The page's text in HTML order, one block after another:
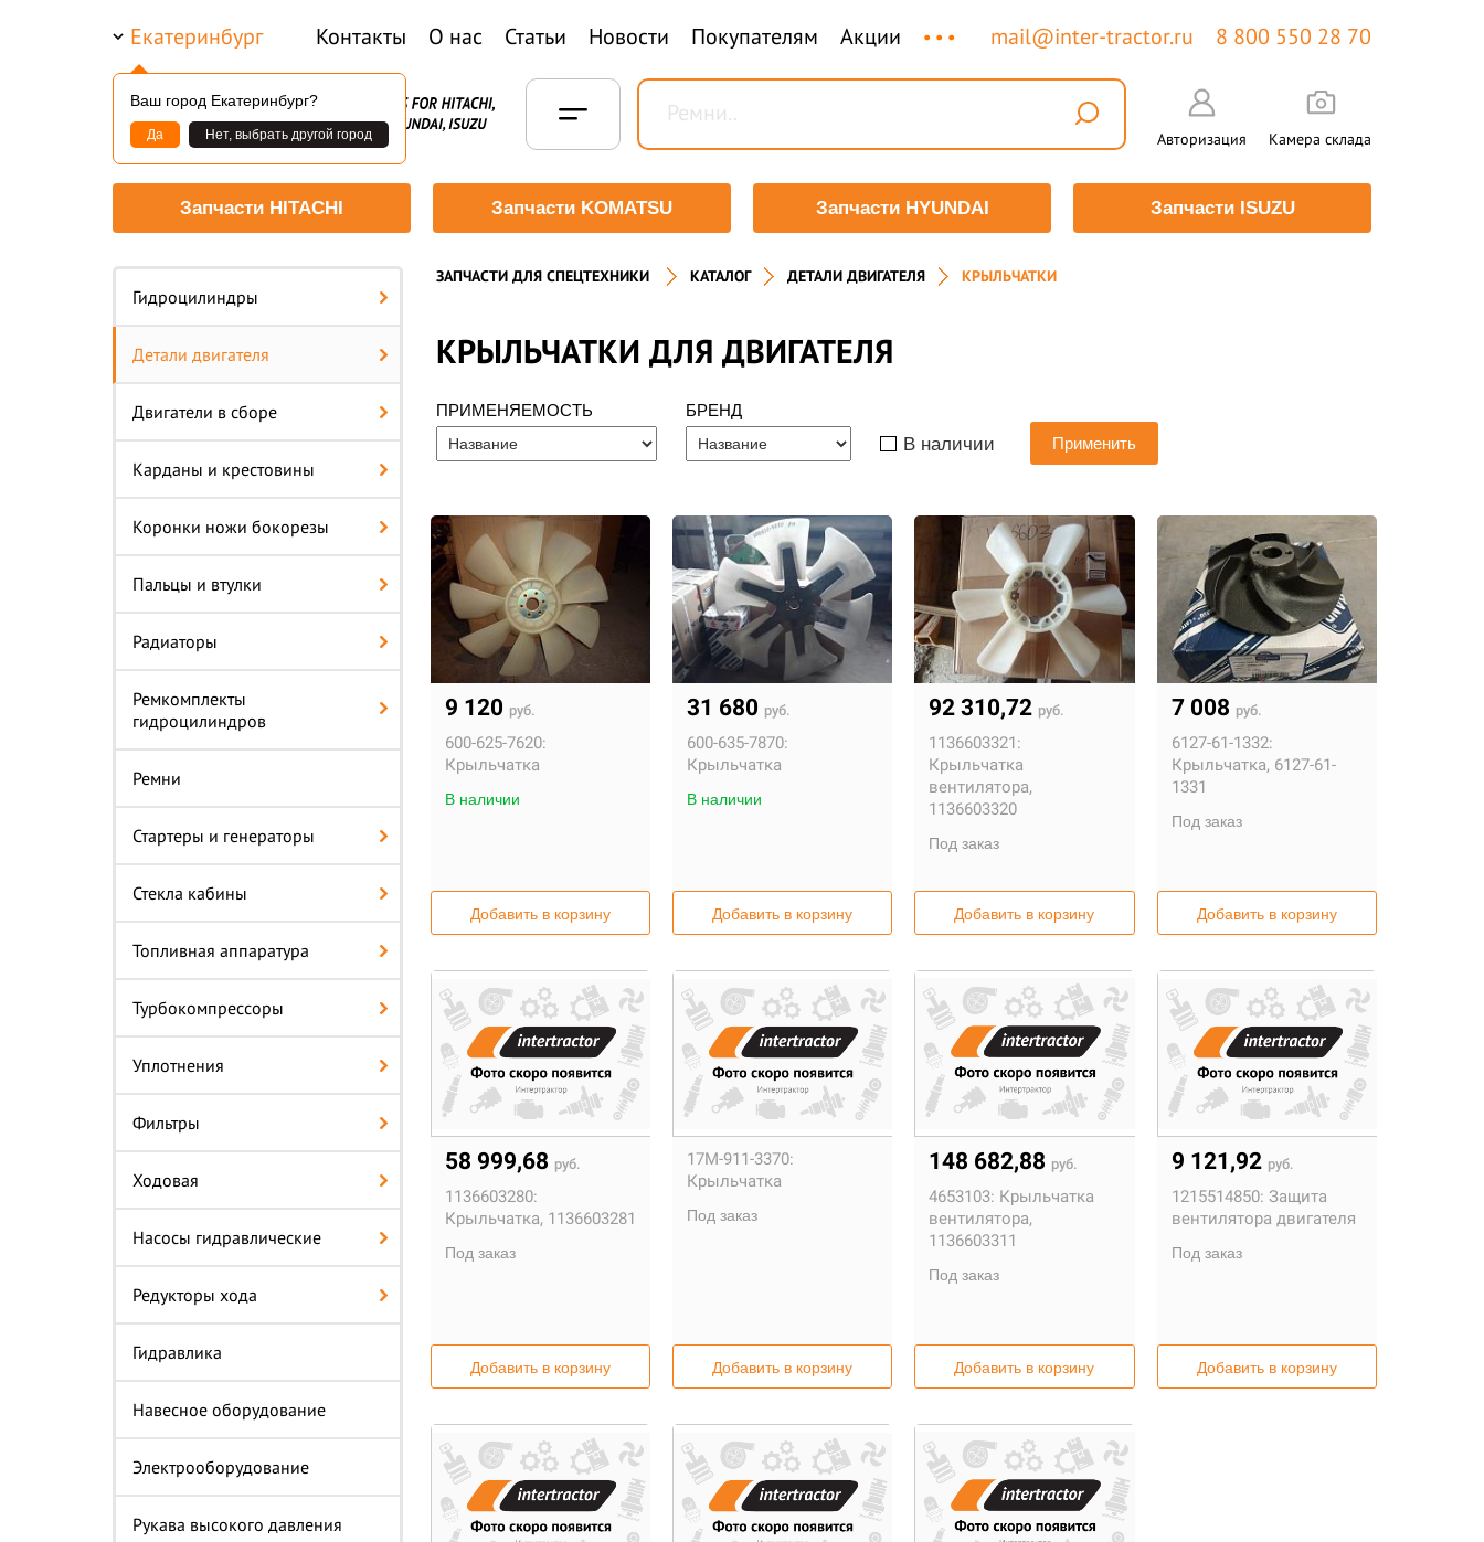
Екатеринбург
Ваш город Екатеринбург?
Да Нет, выбрать другой город
Контакты О нас Статьи Новости Покупателям Акции ... mail@inter-tractor.ru 8 800 550 28 70
Авторизация Камера склада
Запчасти HITACHI Запчасти KOMATSU Запчасти HYUNDAI Запчасти ISUZU
Гидроцилиндры
Детали двигателя
Двигатели в сборе
Карданы и крестовины
Коронки ножи бокорезы
Пальцы и втулки
Радиаторы
Ремкомплекты
гидроцилиндров
Ремни
Стартеры и генераторы
Стекла кабины
Топливная аппаратура
Турбокомпрессоры
Уплотнения
Фильтры
Ходовая
Насосы гидравлические
Редукторы хода
Гидравлика
Навесное оборудование
Электрооборудование
Рукава высокого давления
ЗАПЧАСТИ ДЛЯ СПЕЦТЕХНИКИ КАТАЛОГ ДЕТАЛИ ДВИГАТЕЛЯ КРЫЛЬЧАТКИ
КРЫЛЬЧАТКИ ДЛЯ ДВИГАТЕЛЯ
ПРИМЕНЯЕМОСТЬ БРЕНД
В наличии Применить
9 120 руб.
600-625-7620:
Крыльчатка
В наличии
Добавить в корзину
31 680 руб.
600-635-7870:
Крыльчатка
В наличии
Добавить в корзину
92 310,72 руб.
1136603321:
Крыльчатка
вентилятора,
1136603320
Под заказ
Добавить в корзину
7 008 руб.
6127-61-1332:
Крыльчатка, 6127-61-
1331
Под заказ
Добавить в корзину
58 999,68 руб.
1136603280:
Крыльчатка, 1136603281
Под заказ
Добавить в корзину
17M-911-3370:
Крыльчатка
Под заказ
Добавить в корзину
148 682,88 руб.
4653103: Крыльчатка
вентилятора,
1136603311
Под заказ
Добавить в корзину
9 121,92 руб.
1215514850: Защита
вентилятора двигателя
Под заказ
Добавить в корзину